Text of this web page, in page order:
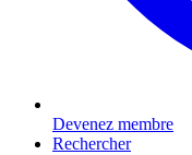
Devenez membre
Rechercher